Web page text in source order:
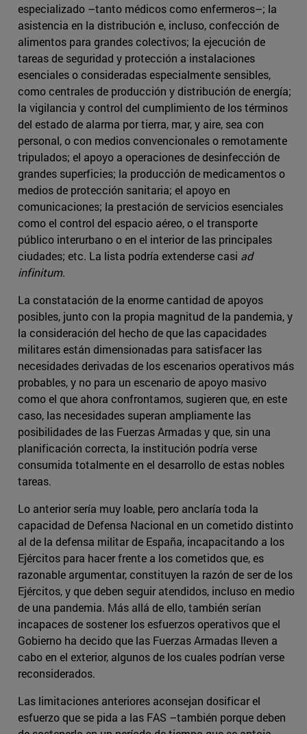
especializado –tanto médicos como enfermeros–; la
asistencia en la distribución e, incluso, confección de
alimentos para grandes colectivos; la ejecución de
tareas de seguridad y protección a instalaciones
esenciales o consideradas especialmente sensibles,
como centrales de producción y distribución de energía;
la vigilancia y control del cumplimiento de los términos
del estado de alarma por tierra, mar, y aire, sea con
personal, o con medios convencionales o remotamente
tripulados; el apoyo a operaciones de desinfección de
grandes superficies; la producción de medicamentos o
medios de protección sanitaria; el apoyo en
comunicaciones; la prestación de servicios esenciales
como el control del espacio aéreo, o el transporte
público interurbano o en el interior de las principales
ciudades; etc. La lista podría extenderse casi ad
infinitum.
La constatación de la enorme cantidad de apoyos
posibles, junto con la propia magnitud de la pandemia, y
la consideración del hecho de que las capacidades
militares están dimensionadas para satisfacer las
necesidades derivadas de los escenarios operativos más
probables, y no para un escenario de apoyo masivo
como el que ahora confrontamos, sugieren que, en este
caso, las necesidades superan ampliamente las
posibilidades de las Fuerzas Armadas y que, sin una
planificación correcta, la institución podría verse
consumida totalmente en el desarrollo de estas nobles
tareas.
Lo anterior sería muy loable, pero anclaría toda la
capacidad de Defensa Nacional en un cometido distinto
al de la defensa militar de España, incapacitando a los
Ejércitos para hacer frente a los cometidos que, es
razonable argumentar, constituyen la razón de ser de los
Ejércitos, y que deben seguir atendidos, incluso en medio
de una pandemia. Más allá de ello, también serían
incapaces de sostener los esfuerzos operativos que el
Gobierno ha decido que las Fuerzas Armadas lleven a
cabo en el exterior, algunos de los cuales podrían verse
reconsiderados.
Las limitaciones anteriores aconsejan dosificar el
esfuerzo que se pida a las FAS –también porque deben